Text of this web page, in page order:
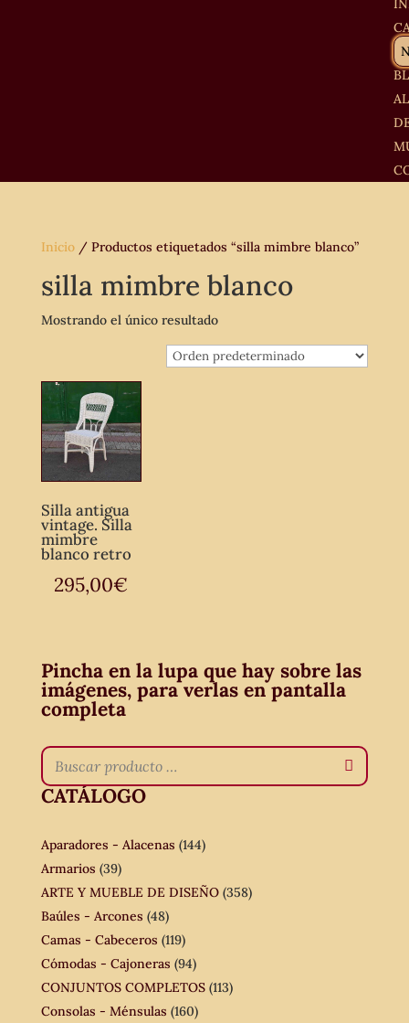
Inicio/ Productos etiquetados “silla mimbre blanco”
silla mimbre blanco
Mostrando el único resultado
Silla antigua
vintage. Silla
mimbre
blanco retro
295,00€
Pincha en la lupa que hay sobre las
imágenes, para verlas en pantalla
completa
CATÁLOGO
Aparadores - Alacenas (144)
Armarios (39)
ARTE Y MUEBLE DE DISEÑO (358)
Baúles - Arcones (48)
Camas - Cabeceros (119)
Cómodas - Cajoneras (94)
CONJUNTOS COMPLETOS (113)
Consolas - Ménsulas (160)